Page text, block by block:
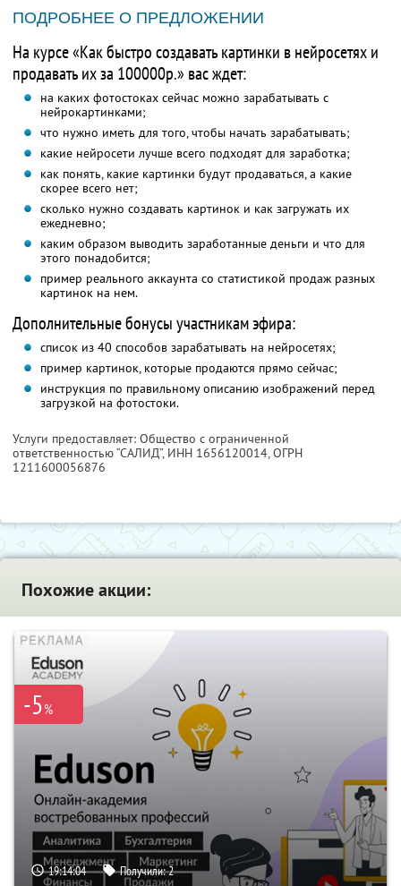
ПОДРОБНЕЕ О ПРЕДЛОЖЕНИИ
На курсе «Как быстро создавать картинки в нейросетях и
продавать их за 100000р.» вас ждет:
на каких фотостоках сейчас можно зарабатывать с
нейрокартинками;
что нужно иметь для того, чтобы начать зарабатывать;
какие нейросети лучше всего подходят для заработка;
как понять, какие картинки будут продаваться, а какие
скорее всего нет;
сколько нужно создавать картинок и как загружать их
ежедневно;
каким образом выводить заработанные деньги и что для
этого понадобится;
пример реального аккаунта со статистикой продаж разных
картинок на нем.
Дополнительные бонусы участникам эфира:
список из 40 способов зарабатывать на нейросетях;
пример картинок, которые продаются прямо сейчас;
инструкция по правильному описанию изображений перед
загрузкой на фотостоки.
Услуги предоставляет: Общество с ограниченной
ответственностью “САЛИД”, ИНН 1656120014, ОГРН
1211600056876
Похожие акции:
-5%
19:14:03 Получили:2